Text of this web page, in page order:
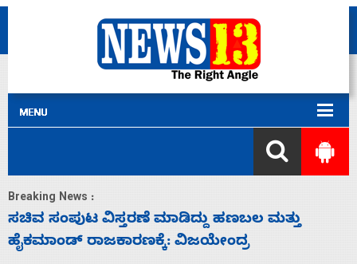
Breaking News :
‘ಕಳೆದ 3-4 ವರ್ಷಗಳಲ್ಲಿ 40 ಲಷ್ಕರ್ ಸದಸ್ಯರನ್ನು ಸದ್ದಿಲ್ಲದೆ
ಮುಗಿಸಿದೆ ಭಾರತ